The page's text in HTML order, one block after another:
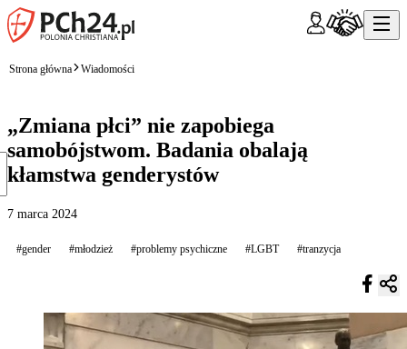
Strona główna Wiadomości
„Zmiana płci” nie zapobiega
samobójstwom. Badania obalają
kłamstwa genderystów
7 marca 2024
#gender #młodzież #problemy psychiczne #LGBT #tranzycja